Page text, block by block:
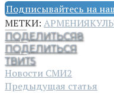
Подписывайтесь на
МЕТКИ: АРМЕНИЯ
ПОДЕЛИТЬСЯ8
ПОДЕЛИТЬСЯ
ТВИТ5
Новости СМИ2
Предыдущая статья